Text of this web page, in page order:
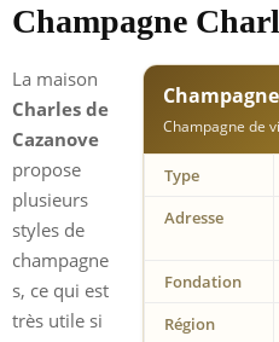
Champagne
Champagne de
Type
Adresse
Fondation
Région
La maison
Charles de
Cazanove
propose
plusieurs
styles de
champagne
s, ce qui est
très utile si